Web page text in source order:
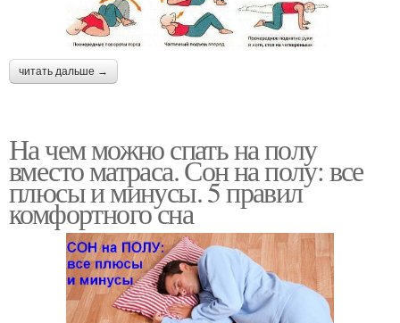
читать дальше →
На чем можно спать на полу
вместо матраса. Сон на полу: все
плюсы и минусы. 5 правил
комфортного сна